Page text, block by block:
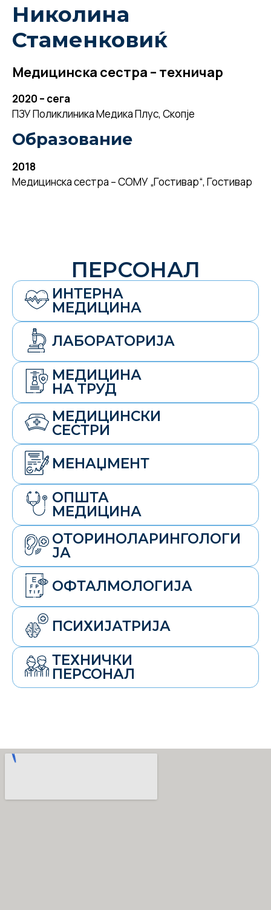
Николина
Стаменковиќ
Медицинска сестра – техничар
2020 – сега
ПЗУ Поликлиника Медика Плус, Скопје
Образование
2018
Медицинска сестра – СОМУ „Гостивар“, Гостивар
ПЕРСОНАЛ
ИНТЕРНА
МЕДИЦИНА
ЛАБОРАТОРИЈА
МЕДИЦИНА
НА ТРУД
МЕДИЦИНСКИ
СЕСТРИ
МЕНАЏМЕНТ
ОПШТА
МЕДИЦИНА
ОТОРИНОЛАРИНГОЛОГИ
ЈА
ОФТАЛМОЛОГИЈА
ПСИХИЈАТРИЈА
ТЕХНИЧКИ
ПЕРСОНАЛ